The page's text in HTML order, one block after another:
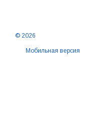
© 2026
Мобильная версия